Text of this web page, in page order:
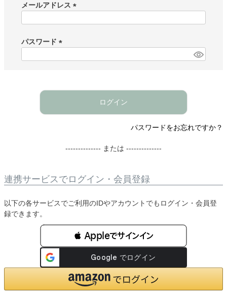
メールアドレス
)
パスワード
ログイン
パスワードをお忘れですか？
-------------- または --------------
連携サービスでログイン・会員登録
以下の各サービスでご利用のIDやアカウントでもログイン・会員登
録できます。
 Appleでサインイン